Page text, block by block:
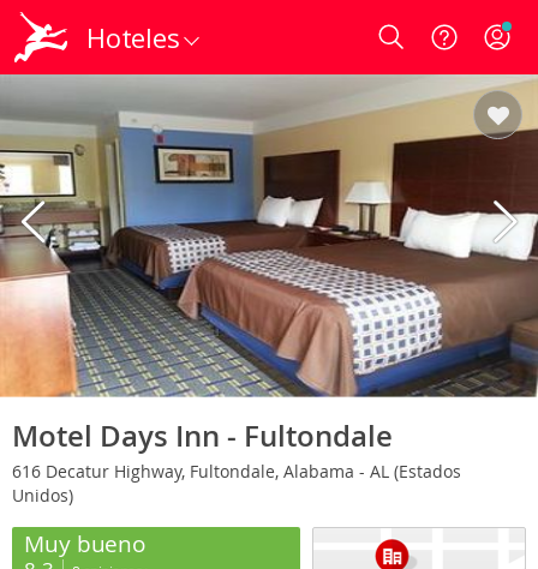
Hoteles Login
Motel Days Inn - Fultondale
616 Decatur Highway, Fultondale, Alabama - AL (Estados
Unidos)
Muy bueno